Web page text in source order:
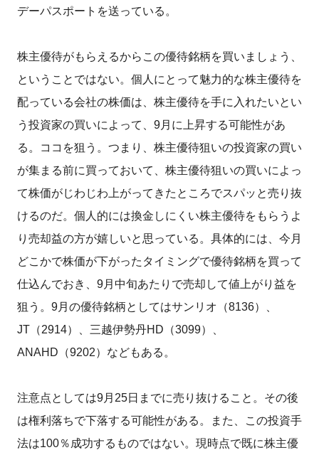
デーパスポートを送っている。
株主優待がもらえるからこの優待銘柄を買いましょう、
ということではない。個人にとって魅力的な株主優待を
配っている会社の株価は、株主優待を手に入れたいとい
う投資家の買いによって、9月に上昇する可能性があ
る。ココを狙う。つまり、株主優待狙いの投資家の買い
が集まる前に買っておいて、株主優待狙いの買いによっ
て株価がじわじわ上がってきたところでスパッと売り抜
けるのだ。個人的には換金しにくい株主優待をもらうよ
り売却益の方が嬉しいと思っている。具体的には、今月
どこかで株価が下がったタイミングで優待銘柄を買って
仕込んでおき、9月中旬あたりで売却して値上がり益を
狙う。9月の優待銘柄としてはサンリオ（8136）、
JT（2914）、三越伊勢丹HD（3099）、
ANAHD（9202）などもある。
注意点としては9月25日までに売り抜けること。その後
は権利落ちで下落する可能性がある。また、この投資手
法は100％成功するものではない。現時点で既に株主優